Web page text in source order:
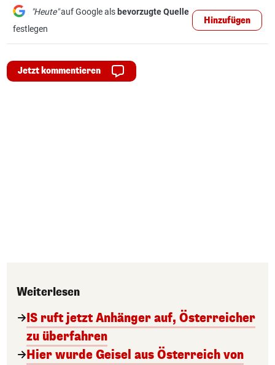
"Heute"auf Google als bevorzugte Quelle
festlegen
Hinzufügen
Jetzt kommentieren
Weiterlesen
IS ruft jetzt Anhänger auf, Österreicher
zu überfahren
Hier wurde Geisel aus Österreich von